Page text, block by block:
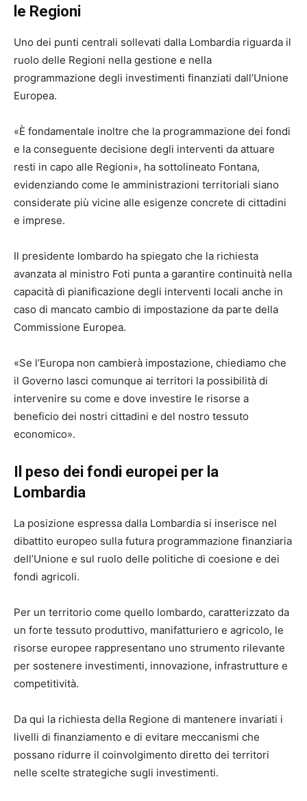
le Regioni
Uno dei punti centrali sollevati dalla Lombardia riguarda il
ruolo delle Regioni nella gestione e nella
programmazione degli investimenti finanziati dall’Unione
Europea.
«È fondamentale inoltre che la programmazione dei fondi
e la conseguente decisione degli interventi da attuare
resti in capo alle Regioni», ha sottolineato Fontana,
evidenziando come le amministrazioni territoriali siano
considerate più vicine alle esigenze concrete di cittadini
e imprese.
Il presidente lombardo ha spiegato che la richiesta
avanzata al ministro Foti punta a garantire continuità nella
capacità di pianificazione degli interventi locali anche in
caso di mancato cambio di impostazione da parte della
Commissione Europea.
«Se l’Europa non cambierà impostazione, chiediamo che
il Governo lasci comunque ai territori la possibilità di
intervenire su come e dove investire le risorse a
beneficio dei nostri cittadini e del nostro tessuto
economico».
Il peso dei fondi europei per la
Lombardia
La posizione espressa dalla Lombardia si inserisce nel
dibattito europeo sulla futura programmazione finanziaria
dell’Unione e sul ruolo delle politiche di coesione e dei
fondi agricoli.
Per un territorio come quello lombardo, caratterizzato da
un forte tessuto produttivo, manifatturiero e agricolo, le
risorse europee rappresentano uno strumento rilevante
per sostenere investimenti, innovazione, infrastrutture e
competitività.
Da qui la richiesta della Regione di mantenere invariati i
livelli di finanziamento e di evitare meccanismi che
possano ridurre il coinvolgimento diretto dei territori
nelle scelte strategiche sugli investimenti.